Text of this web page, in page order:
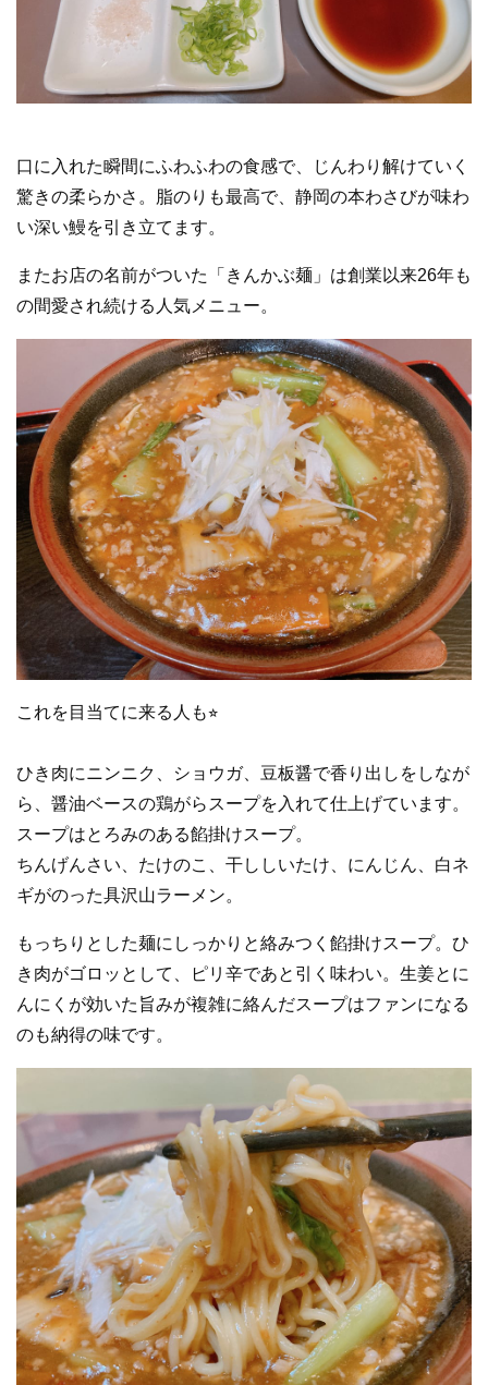
口に入れた瞬間にふわふわの食感で、じんわり解けていく
驚きの柔らかさ。脂のりも最高で、静岡の本わさびが味わ
い深い鰻を引き立てます。
またお店の名前がついた「きんかぶ麺」は創業以来26年も
の間愛され続ける人気メニュー。
これを目当てに来る人も⭐︎
ひき肉にニンニク、ショウガ、豆板醤で香り出しをしなが
ら、醤油ベースの鶏がらスープを入れて仕上げています。
スープはとろみのある餡掛けスープ。
ちんげんさい、たけのこ、干ししいたけ、にんじん、白ネ
ギがのった具沢山ラーメン。
もっちりとした麺にしっかりと絡みつく餡掛けスープ。ひ
き肉がゴロッとして、ピリ辛であと引く味わい。生姜とに
んにくが効いた旨みが複雑に絡んだスープはファンになる
のも納得の味です。